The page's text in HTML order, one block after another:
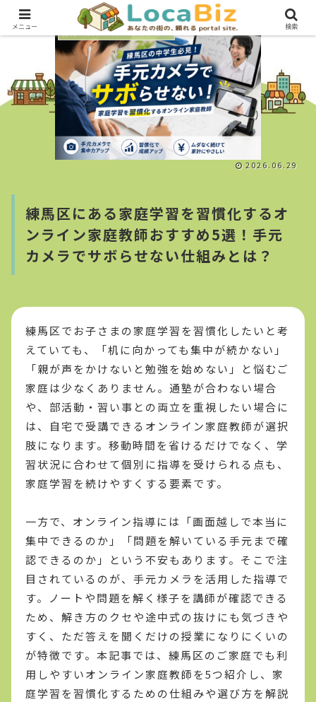
練馬区にある家庭学習を習慣化するオ
ンライン家庭教師おすすめ5選！手元
カメラでサボらせない仕組みとは？
教育・スクール・カルチャー
2026.06.29
練馬区でお子さまの家庭学習を習慣化したいと考
えていても、「机に向かっても集中が続かない」
「親が声をかけないと勉強を始めない」と悩むご
家庭は少なくありません。通塾が合わない場合
や、部活動・習い事との両立を重視したい場合に
は、自宅で受講できるオンライン家庭教師が選択
肢になります。移動時間を省けるだけでなく、学
習状況に合わせて個別に指導を受けられる点も、
家庭学習を続けやすくする要素です。
一方で、オンライン指導には「画面越しで本当に
集中できるのか」「問題を解いている手元まで確
認できるのか」という不安もあります。そこで注
目されているのが、手元カメラを活用した指導で
す。ノートや問題を解く様子を講師が確認できる
ため、解き方のクセや途中式の抜けにも気づきや
すく、ただ答えを聞くだけの授業になりにくいの
が特徴です。本記事では、練馬区のご家庭でも利
用しやすいオンライン家庭教師を5つ紹介し、家
庭学習を習慣化するための仕組みや選び方を解説
メニュー 検索